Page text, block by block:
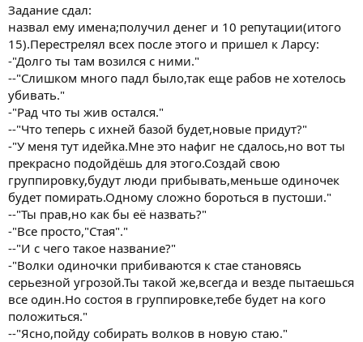
Задание сдал:
назвал ему имена;получил денег и 10 репутации(итого
15).Перестрелял всех после этого и пришел к Ларсу:
-"Долго ты там возился с ними."
--"Слишком много падл было,так еще рабов не хотелось
убивать."
-"Рад что ты жив остался."
--"Что теперь с ихней базой будет,новые придут?"
-"У меня тут идейка.Мне это нафиг не сдалось,но вот ты
прекрасно подойдёшь для этого.Создай свою
группировку,будут люди прибывать,меньше одиночек
будет помирать.Одному сложно бороться в пустоши."
--"Ты прав,но как бы её назвать?"
-"Все просто,"Стая"."
--"И с чего такое название?"
-"Волки одиночки прибиваются к стае становясь
серьезной угрозой.Ты такой же,всегда и везде пытаешься
все один.Но состоя в группировке,тебе будет на кого
положиться."
--"Ясно,пойду собирать волков в новую стаю."